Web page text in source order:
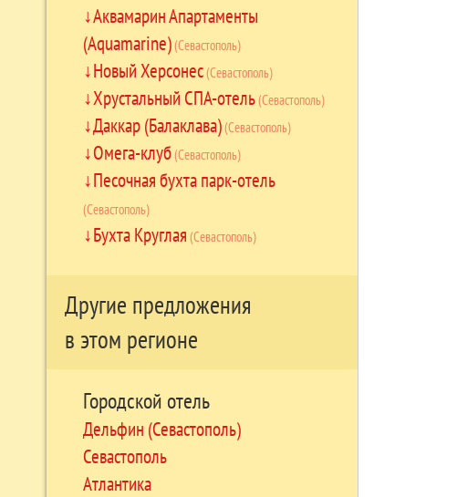
Аквамарин Апартаменты
(Aquamarine)(Севастополь)
Новый Херсонес(Севастополь)
Хрустальный СПА-отель(Севастополь)
Даккар (Балаклава)(Севастополь)
Омега-клуб(Севастополь)
Песочная бухта парк-отель
(Севастополь)
Бухта Круглая (Севастополь)
Другие предложения
в этом регионе
Городской отель
Дельфин (Севастополь)
Севастополь
Атлантика